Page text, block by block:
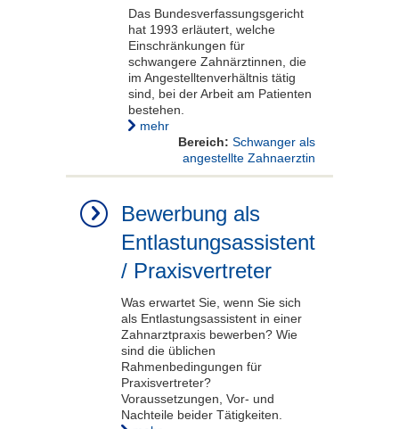
Das Bundesverfassungsgericht
hat 1993 erläutert, welche
Einschränkungen für
schwangere Zahnärztinnen, die
im Angestelltenverhältnis tätig
sind, bei der Arbeit am Patienten
bestehen.
mehr
Bereich: Schwanger als
angestellte Zahnaerztin
Bewerbung als
Entlastungsassistent
/ Praxisvertreter
Was erwartet Sie, wenn Sie sich
als Entlastungsassistent in einer
Zahnarztpraxis bewerben? Wie
sind die üblichen
Rahmenbedingungen für
Praxisvertreter?
Voraussetzungen, Vor- und
Nachteile beider Tätigkeiten.